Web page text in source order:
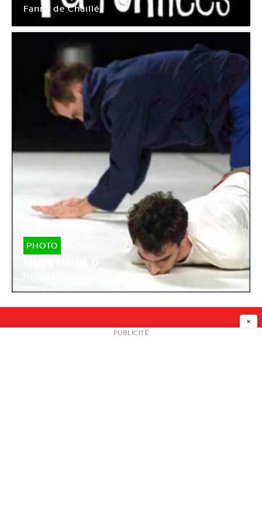
Fanny de Chaillé
Fondation d’entreprise Ricard
PHOTO
NEWSLETTER
×
PUBLICITÉ